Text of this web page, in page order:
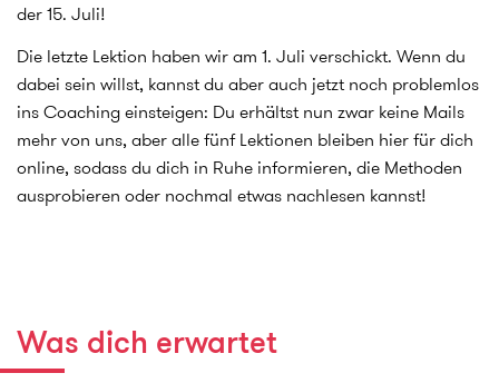
der 15. Juli!
Die letzte Lektion haben wir am 1. Juli verschickt. Wenn du
dabei sein willst, kannst du aber auch jetzt noch problemlos
ins Coaching einsteigen: Du erhältst nun zwar keine Mails
mehr von uns, aber alle fünf Lektionen bleiben hier für dich
online, sodass du dich in Ruhe informieren, die Methoden
ausprobieren oder nochmal etwas nachlesen kannst!
Was dich erwartet